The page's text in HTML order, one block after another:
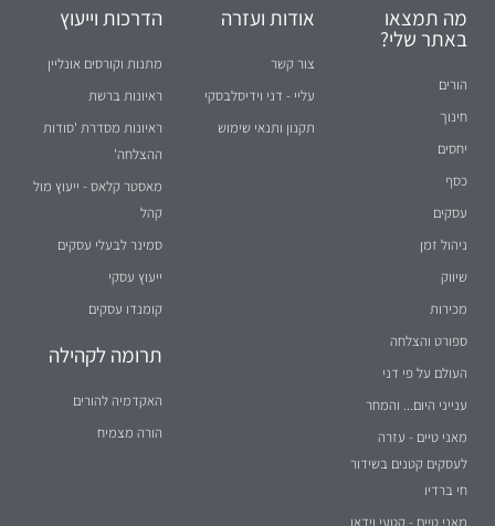
מה תמצאו
באתר שלי?
הורים
חינוך
יחסים
כסף
עסקים
ניהול זמן
שיווק
מכירות
ספורט והצלחה
העולם על פי דני
ענייני היום... והמחר
מאני טיים - עזרה
לעסקים קטנים בשידור
חי ברדיו
מאני טיים - קטעי וידאו
אודות ועזרה
צור קשר
עליי - דני וידיסלבסקי
תקנון ותנאי שימוש
הדרכות וייעוץ
מתנות וקורסים אונליין
ראיונות ברשת
ראיונות מסדרת 'סודות
ההצלחה'
מאסטר קלאס - ייעוץ מול
קהל
סמינר לבעלי עסקים
ייעוץ עסקי
קומנדו עסקים
תרומה לקהילה
האקדמיה להורים
הורה מצמיח